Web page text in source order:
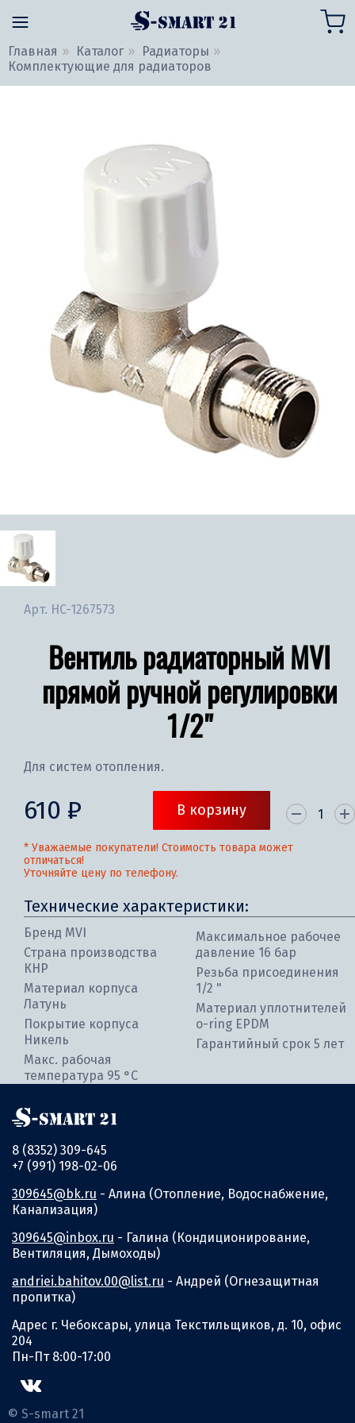
Главная Каталог
Радиаторы
Комплектующие для радиаторов
Арт. НС-1267573
Вентиль радиаторный MVI
прямой ручной регулировки
1/2"
Для систем отопления.
610 ₽ В корзину
* Уважаемые покупатели! Стоимость товара может
отличаться!
Уточняйте цену по телефону.
Технические характеристики:
Бренд MVI
Страна производства
КНР
Материал корпуса
Латунь
Покрытие корпуса
Никель
Макс. рабочая
температура 95 °С
Максимальное рабочее
давление 16 бар
Резьба присоединения
1/2 "
Материал уплотнителей
o-ring EPDM
Гарантийный срок 5 лет
8 (8352) 309-645
+7 (991) 198-02-06
309645@bk.ru - Алина (Отопление, Водоснабжение,
Канализация)
309645@inbox.ru - Галина (Кондиционирование,
Вентиляция, Дымоходы)
andriei.bahitov.00@list.ru - Андрей (Огнезащитная
пропитка)
Адрес г. Чебоксары, улица Текстильщиков, д. 10, офис
204
Пн-Пт 8:00-17:00
© S-smart 21